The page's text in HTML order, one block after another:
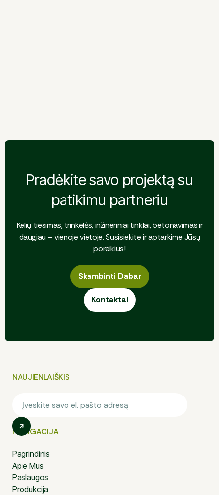
Pradėkite savo projektą su
patikimu partneriu
Kelių tiesimas, trinkelės, inžineriniai tinklai, betonavimas ir
daugiau – vienoje vietoje. Susisiekite ir aptarkime Jūsų
poreikius!
Skambinti Dabar
Skambinti Dabar
Kontaktai
Kontaktai
NAUJIENLAIŠKIS
NAVIGACIJA
Pagrindinis
Apie Mus
Paslaugos
Produkcija